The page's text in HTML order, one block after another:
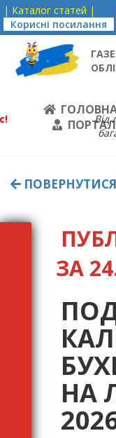
| Каталог статей |
Корисні посилання
ПОРТАЛ
Від
ЗА
НА